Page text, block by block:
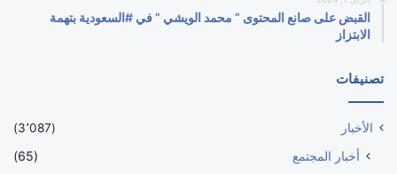
القبض على صانع المحتوى ” محمد الويشي ” في #السعودية بتهمة
الابتزاز
تصنيفات
الأخبار (3٬087)
أخبار المجتمع
(65)